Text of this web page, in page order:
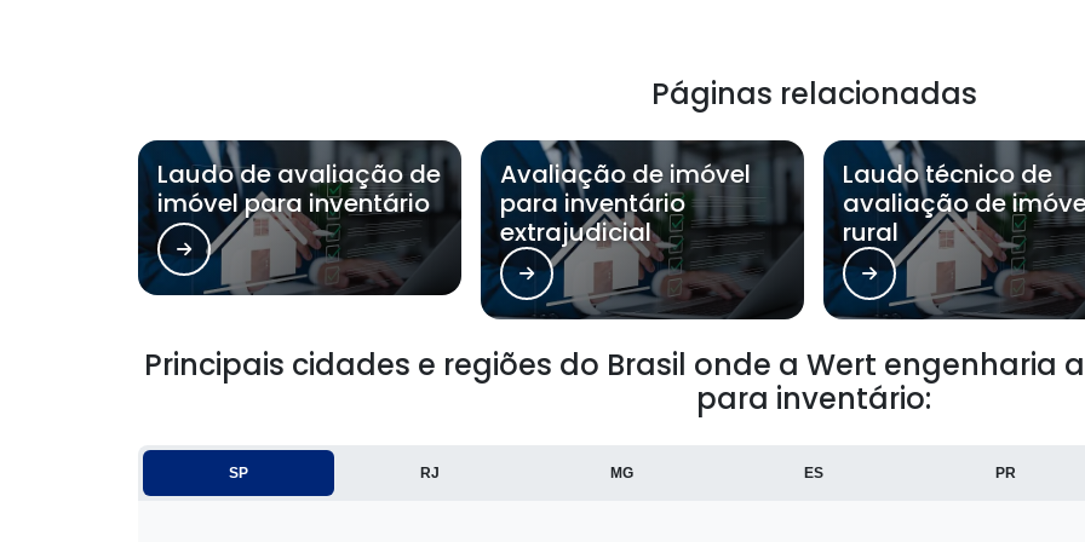
Páginas relacionadas
Laudo de avaliação de
imóvel para inventário
Avaliação de imóvel
para inventário
extrajudicial
Laudo técnico de
avaliação de
rural
Principais cidades e regiões do Brasil onde a Wert engenharia
para inventário:
SP RJ MG ES PR